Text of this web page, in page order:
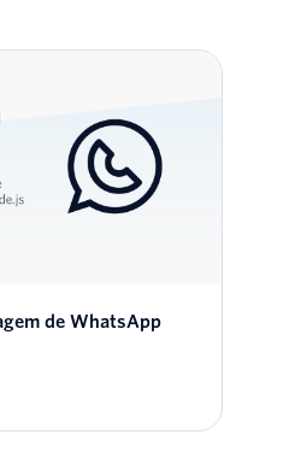
de WhatsApp